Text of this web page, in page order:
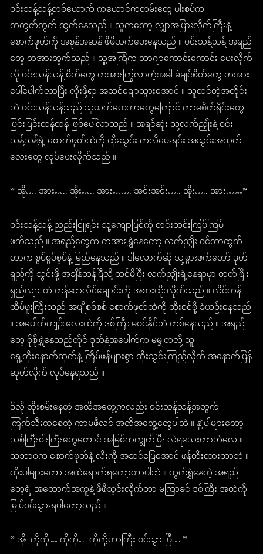
ဝင်းသန့်သန့်တစ်ယောက် ကယောင်ကတမ်းတွေ ပါးစပ်က
တတွတ်တွတ် ထွက်နေသည် ။ သူကတော့ လျှာအပြားလိုက်ကြီးနဲ့
စောက်ဖုတ်ကို အစုန်အဆန် ဖိဖိယက်ပေးနေသည် ။ ဝင်းသန့်သန့် အရည်
တွေ တအားထွက်သည် ။ သူ့အကြံက ဘာဂျာကောင်းကောင်း ပေးလိုက်
လို့ ဝင်းသန့်သန့် စိတ်တွေ တအားကြွလာတဲ့အခါ ခံချင်စိတ်တွေ တအား
ပေါ်ပေါက်လာပြီး လိုးဖို့ရာ အဆင်ချောသွားအောင် ။ သူထင်တဲ့အတိုင်း
ဘဲ ဝင်းသန့်သန့်သည် သူယက်ပေးတာတွေကြောင့် ကာမစိတ်ရိုင်းတွေ
ပြင်းပြင်းထန်ထန် ဖြစ်ပေါ်လာသည် ။ အရင်ဆုံး သူ့လက်ညှိုးနဲ့ ဝင်း
သန့်သန့်ရဲ့ စောက်ဖုတ်ထဲကို ထိုးသွင်း ကလိပေးရင်း အသွင်းအထုတ်
လေးတွေ လုပ်ပေးလိုက်သည် ။
” အို…. အား….. အိုး….. အား……. အင်းအင်း….. အိုး….. အား……”
ဝင်းသန့်သန့် ညည်းငြူရင်း သူ့ကျောပြင်ကို တင်းတင်းကြပ်ကြပ်
ဖက်သည် ။ အရည်တွေက တအားရွှဲနေတော့ လက်ညှိုး ဝင်တာထွက်
တာက စွပ်စွပ်စွပ်နဲ့ မြည်နေသည် ။ ဒါလောက်ဆို သူ့ဖွားဖက်တော် ဒုတ်
ရှည်ကို သွင်းဖို့ အချိန်တန်ပြီလို့ ထင်မိပြီး လက်ညှိုးရဲ့နေရာမှာ တုတ်ဖြိုး
ရှည်လျားတဲ့ တန်ဆာလိင်ချောင်းကို အစားထိုးလိုက်သည် ။ လိင်တန်
ထိပ်ဖူးကြီးသည် အပျိုစစ်စစ် စောက်ဖုတ်ထဲကို တိုးဝင်ဖို့ ခဲယဉ်းနေသည်
။ အပေါက်ကျဉ်းလေးထဲကို ဒစ်ကြီး မဝင်နိုင်ဘဲ တစ်နေသည် ။ အရည်
တွေ စိုစိုရွှဲနေသည့်တိုင် ဒုတ်နဲ့အပေါက်က မမျှတလို့ သူ
ရှေ့တိုးနောက်ဆုတ်နဲ့ ကြိမ်ဖန်များစွာ ထိုးသွင်းကြည့်လိုက် အနောက်ပြန်
ဆုတ်လိုက် လုပ်နေရသည် ။
ဒီလို ထိုးစမ်းနေတဲ့ အထိအတွေ့ကလည်း ဝင်းသန့်သန့်အတွက်
ကြက်သီးထစေတဲ့ ကာမဖီလင် အထိအတွေ့တွေပါဘဲ ။ နှဲ့ပါများတော့
သစ်ကြီးဝါးကြီးတွေတောင် အမြစ်ကကျွတ်ပြီး လဲရသေးတာဘဲလေ ။
သဘာဝက စောက်ဖုတ်နဲ့ လီးကို အဆင်ပြေအောင် ဖန်တီးထားတာဘဲ ။
ထိုးပါများတော့ အထဲရောက်ရတော့တာပါဘဲ ။ ထွက်ရွှဲနေတဲ့ အရည်
တွေရဲ့ အထောက်အကူနဲ့ ဖိဖိသွင်းလိုက်တာ မကြာခင် ဒစ်ကြီး အထဲကို
မြုပ်ဝင်သွားရပါတော့သည် ။
” အို..ကိုကို….ကိုကို….ကိုကို့ဟာကြီး ဝင်သွားပြီ….”